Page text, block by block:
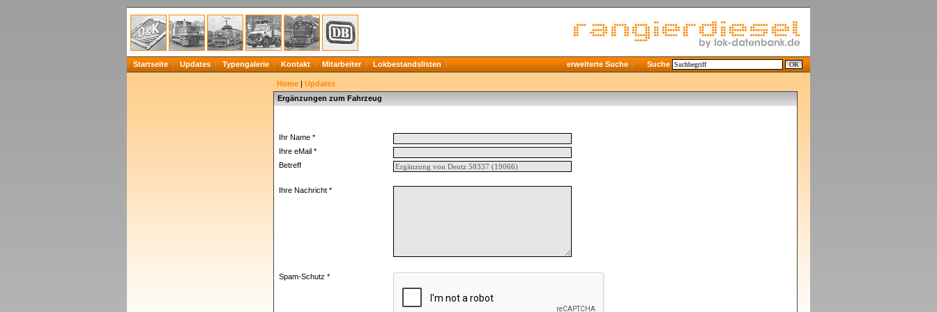
Startseite Updates Typengalerie Kontakt Mitarbeiter Lokbestandslisten erweiterte Suche Suche
Home | Updates
Ergänzungen zum Fahrzeug
Ihr Name *
Ihre eMail *
Betreff
Ihre Nachricht *
Spam-Schutz *